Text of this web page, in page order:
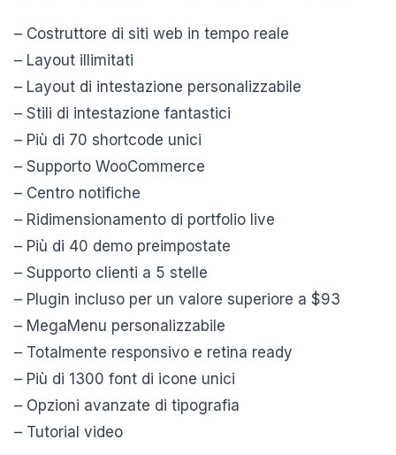
– Costruttore di siti web in tempo reale
– Layout illimitati
– Layout di intestazione personalizzabile
– Stili di intestazione fantastici
– Più di 70 shortcode unici
– Supporto WooCommerce
– Centro notifiche
– Ridimensionamento di portfolio live
– Più di 40 demo preimpostate
– Supporto clienti a 5 stelle
– Plugin incluso per un valore superiore a $93
– MegaMenu personalizzabile
– Totalmente responsivo e retina ready
– Più di 1300 font di icone unici
– Opzioni avanzate di tipografia
– Tutorial video